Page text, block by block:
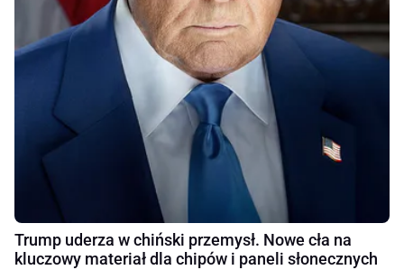
Trump uderza w chiński przemysł. Nowe cła na
kluczowy materiał dla chipów i paneli słonecznych